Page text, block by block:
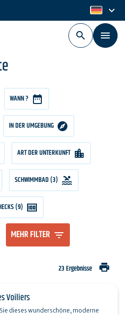
de
keyboard_arrow_down
WANN ?
IN DER UMGEBUNG
ART DER UNTERKUNFT
SCHWIMMBAD (3)
(9)
MEHR FILTER
23 Ergebnisse print
Voiliers
dieses wunderschöne, moderne